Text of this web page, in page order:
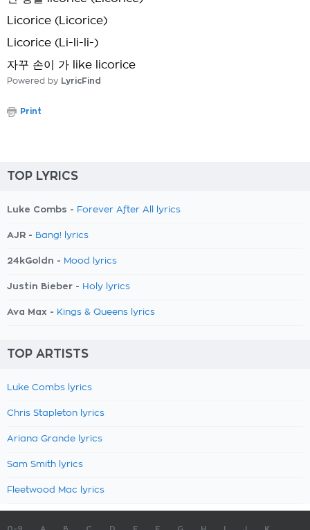
Licorice (Licorice)
Licorice (Li-li-li-)
자꾸 손이 가 like licorice
Powered by LyricFind
Print
TOP LYRICS
Luke Combs - Forever After All lyrics
AJR - Bang! lyrics
24kGoldn - Mood lyrics
Justin Bieber - Holy lyrics
Ava Max - Kings & Queens lyrics
TOP ARTISTS
Luke Combs lyrics
Chris Stapleton lyrics
Ariana Grande lyrics
Sam Smith lyrics
Fleetwood Mac lyrics